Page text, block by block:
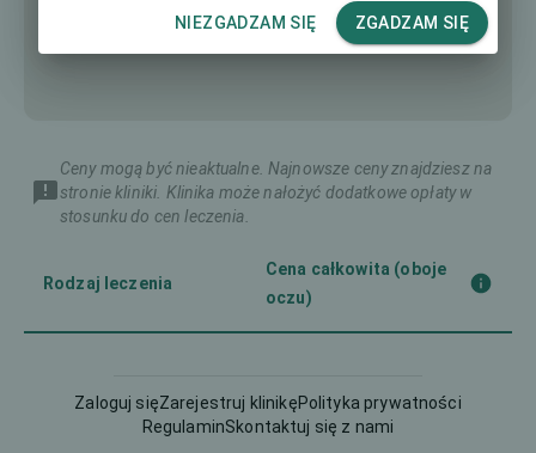
Ceny mogą być nieaktualne. Najnowsze ceny znajdziesz na
stronie kliniki. Klinika może nałożyć dodatkowe opłaty w
stosunku do cen leczenia.
Rodzaj leczenia
Cena całkowita (oboje
oczu)
Zaloguj sięZarejestruj klinikęPolityka prywatności
RegulaminSkontaktuj się z nami
NIEZGADZAM SIĘ ZGADZAM SIĘ